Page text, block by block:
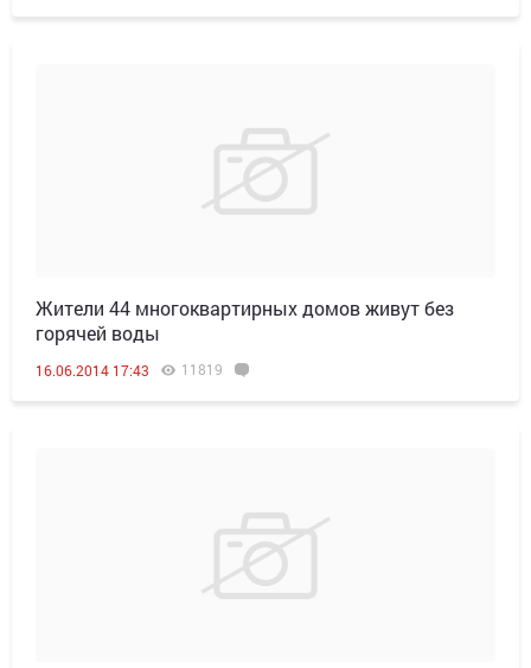
Жители 44 многоквартирных домов живут без
горячей воды
16.06.2014 17:43 11819